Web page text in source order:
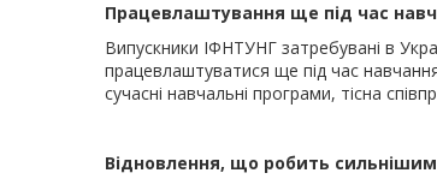
Працевлаштування ще під час
Випускники ІФНТУНГ затребувані в
працевлаштуватися ще під час
сучасні навчальні програми, тісна
Відновлення, що робить